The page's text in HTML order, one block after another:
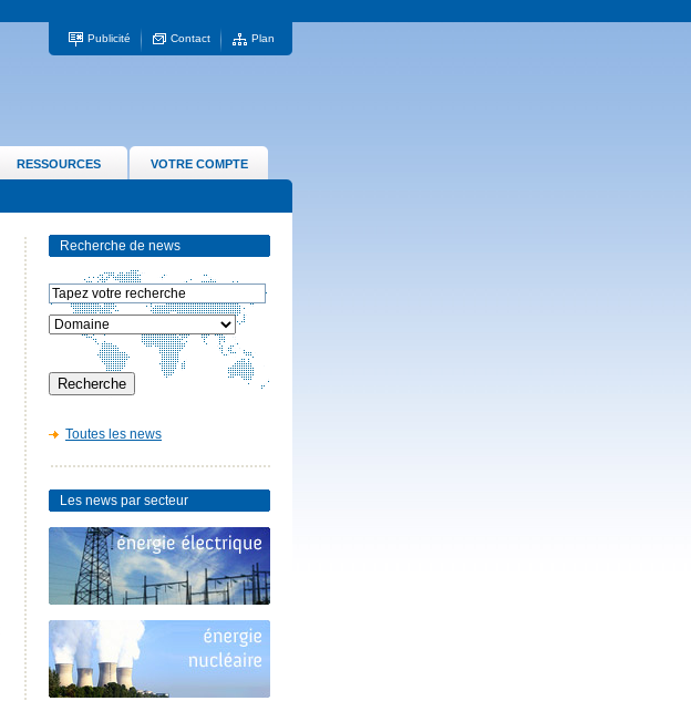
Publicité Contact Plan
RESSOURCES VOTRE COMPTE
Recherche de news
Toutes les news
Les news par secteur